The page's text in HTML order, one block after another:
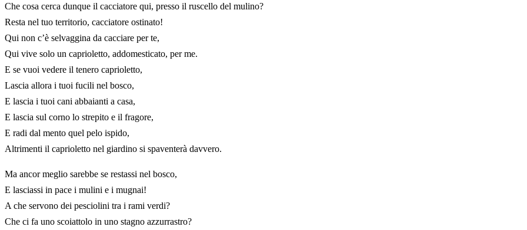
Che cosa cerca dunque il cacciatore qui, presso il ruscello del mulino?
Resta nel tuo territorio, cacciatore ostinato!
Qui non c’è selvaggina da cacciare per te,
Qui vive solo un caprioletto, addomesticato, per me.
E se vuoi vedere il tenero caprioletto,
Lascia allora i tuoi fucili nel bosco,
E lascia i tuoi cani abbaianti a casa,
E lascia sul corno lo strepito e il fragore,
E radi dal mento quel pelo ispido,
Altrimenti il caprioletto nel giardino si spaventerà davvero.
Ma ancor meglio sarebbe se restassi nel bosco,
E lasciassi in pace i mulini e i mugnai!
A che servono dei pesciolini tra i rami verdi?
Che ci fa uno scoiattolo in uno stagno azzurrastro?